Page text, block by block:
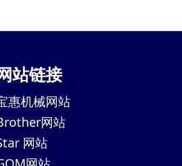
站链接
惠机械网站
网站
网站